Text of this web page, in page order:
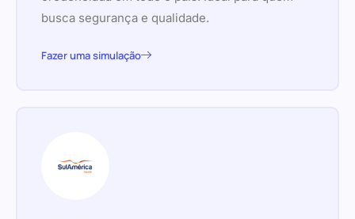
busca segurança e qualidade.
Fazer uma simulação